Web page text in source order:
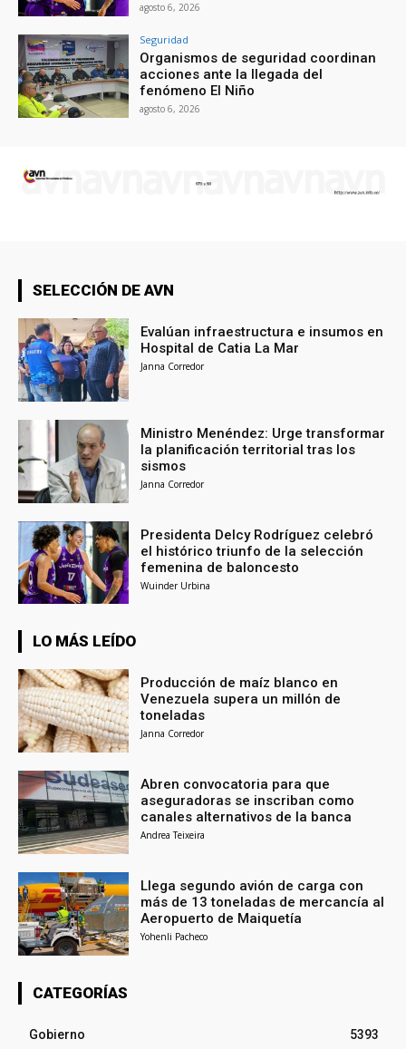
agosto 6, 2026
Seguridad
Organismos de seguridad coordinan
acciones ante la llegada del
fenómeno El Niño
agosto 6, 2026
SELECCIÓN DE AVN
Evalúan infraestructura e insumos en
Hospital de Catia La Mar
Janna Corredor
Ministro Menéndez: Urge transformar
la planificación territorial tras los
sismos
Janna Corredor
Presidenta Delcy Rodríguez celebró
el histórico triunfo de la selección
femenina de baloncesto
Wuinder Urbina
LO MÁS LEÍDO
Producción de maíz blanco en
Venezuela supera un millón de
toneladas
Janna Corredor
Abren convocatoria para que
aseguradoras se inscriban como
canales alternativos de la banca
Andrea Teixeira
Llega segundo avión de carga con
más de 13 toneladas de mercancía al
Aeropuerto de Maiquetía
Yohenli Pacheco
CATEGORÍAS
Gobierno
5393